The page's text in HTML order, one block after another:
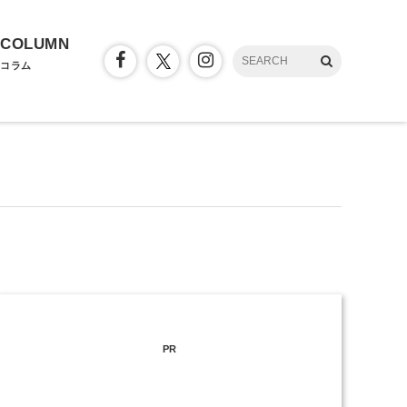
COLUMN
コラム
PR